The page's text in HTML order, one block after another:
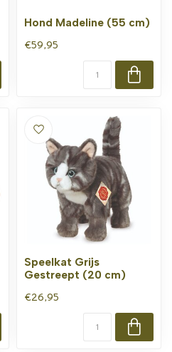
Hond Madeline (55 cm)
€59,95
Speelkat Grijs
Gestreept (20 cm)
€26,95